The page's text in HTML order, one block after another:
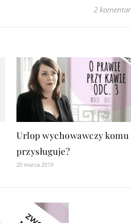
2
Urlop wychowawczy komu
przysługuje?
20 marca 2019